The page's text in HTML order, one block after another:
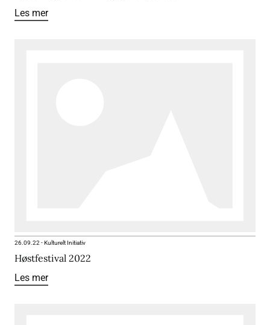
Les mer
26.09.22 -Kulturelt Initiativ
Høstfestival 2022
Les mer